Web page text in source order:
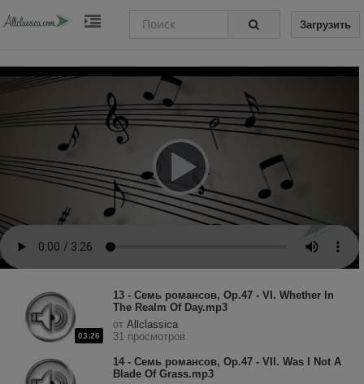
Загрузить
03:26
13 - Семь романсов, Op.47 - VI. Whether In
The Realm Of Day.mp3
от Allclassica
31 просмотров
14 - Семь романсов, Op.47 - VII. Was I Not A
Blade Of Grass.mp3